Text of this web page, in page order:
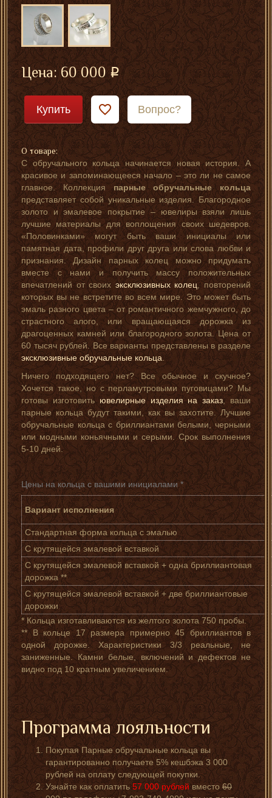
Цена:60 000
Купить Вопрос?
О товаре:
С обручального кольца начинается новая история. А
красивое и запоминающееся начало – это ли не самое
главное. Коллекцияпарные обручальные кольца
представляет собой уникальные изделия. Благородное
золото и эмалевое покрытие – ювелиры взяли лишь
лучшие материалы для воплощения своих шедевров.
«Половинками» могут быть ваши инициалы или
памятная дата, профили друг друга или слова любви и
признания. Дизайн парных колец можно придумать
вместе с нами и получить массу положительных
впечатлений от своих эксклюзивных колец, повторений
которых вы не встретите во всем мире. Это может быть
эмаль разного цвета – от романтичного жемчужного, до
страстного алого, или вращающаяся дорожка из
драгоценных камней или благородного золота. Цена от
60 тысяч рублей. Все варианты представлены в разделе
эксклюзивные обручальные кольца .
Ничего подходящего нет? Все обычное и скучное?
Хочется такое, но с перламутровыми пуговицами? Мы
готовы изготовитьювелирные изделия на заказ, ваши
парные кольца будут такими, как вы захотите. Лучшие
обручальные кольца с бриллиантами белыми, черными
или модными коньячными и серыми. Срок выполнения
5-10 дней.
Цены на кольца с вашими инициалами *
Вариант исполнения
Стандартная форма кольца с эмалью
С крутящейся эмалевой вставкой
С крутящейся эмалевой вставкой + одна бриллиантовая
дорожка **
С крутящейся эмалевой вставкой + две бриллиантовые
дорожки
* Кольца изготавливаются из желтого золота 750 пробы.
** В кольце 17 размера примерно 45 бриллиантов в
одной дорожке. Характеристики 3/3 реальные, не
заниженные. Камни белые, включений и дефектов не
видно под 10 кратным увеличением.
Программа лояльности
Покупая Парные обручальные кольца вы
гарантированно получаете 5% кешбэка 3 000
рублей на оплату следующей покупки.
Узнайте как оплатить57 000 рублейвместо 60